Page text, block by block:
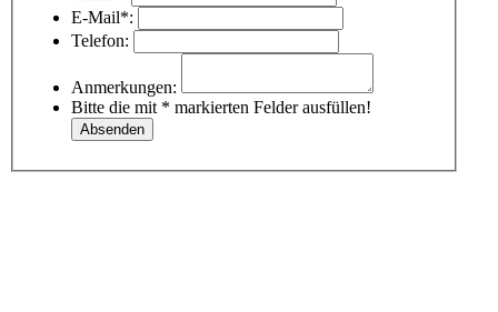
E-Mail*:
Telefon:
Anmerkungen:
Bitte die mit * markierten Felder ausfüllen!